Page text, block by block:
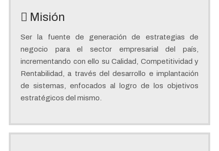
Misión
Ser la fuente de generación de estrategias de
negocio para el sector empresarial del país,
incrementando con ello su Calidad, Competitividad y
Rentabilidad, a través del desarrollo e implantación
de sistemas, enfocados al logro de los objetivos
estratégicos del mismo.